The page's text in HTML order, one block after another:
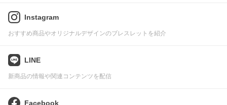
Instagram
おすすめ商品やオリジナルデザインのブレスレットを紹介
LINE
新商品の情報や関連コンテンツを配信
Facebook